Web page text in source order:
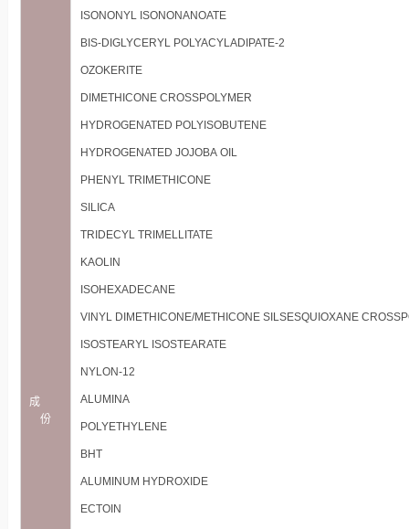
成
份
ISONONYL ISONONANOATE
BIS-DIGLYCERYL POLYACYLADIPATE-2
OZOKERITE
DIMETHICONE CROSSPOLYMER
HYDROGENATED POLYISOBUTENE
HYDROGENATED JOJOBA OIL
PHENYL TRIMETHICONE
SILICA
TRIDECYL TRIMELLITATE
KAOLIN
ISOHEXADECANE
VINYL DIMETHICONE/METHICONE SILSESQUIOXANE
ISOSTEARYL ISOSTEARATE
NYLON-12
ALUMINA
POLYETHYLENE
BHT
ALUMINUM HYDROXIDE
ECTOIN